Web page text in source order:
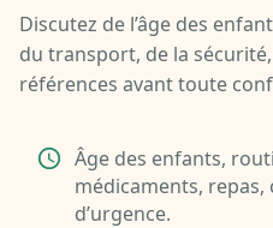
Discutez de l’âge des
du transport, de la
références avant toute
Âge des enfants,
médicaments,
d’urgence.